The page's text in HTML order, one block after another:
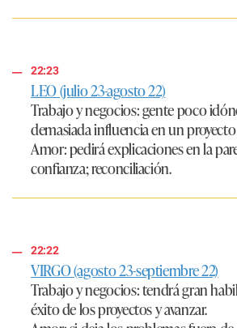
22:23
LEO (julio 23-agosto 22)
Trabajo y negocios:gente poco
demasiada influencia en un
Amor:pedirá explicaciones en la
confianza; reconciliación.
22:22
VIRGO (agosto 23-septiembre 22)
Trabajo y negocios:tendrá gran
éxito de los proyectos y avanzar.